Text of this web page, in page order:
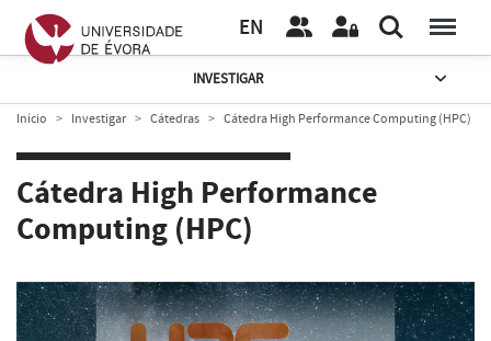
EN
INVESTIGAR
Início Investigar Cátedras Cátedra High Performance Computing (HPC)
Cátedra High Performance
Computing (HPC)